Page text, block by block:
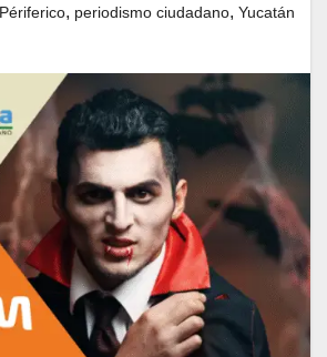
Périferico, periodismo ciudadano, Yucatán